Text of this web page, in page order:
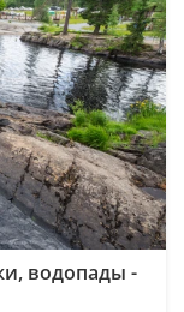
водопады -